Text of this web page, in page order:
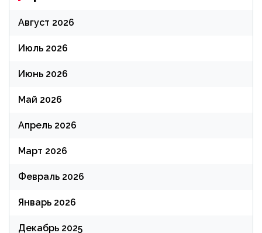
Август 2026
Июль 2026
Июнь 2026
Май 2026
Апрель 2026
Март 2026
Февраль 2026
Январь 2026
Декабрь 2025